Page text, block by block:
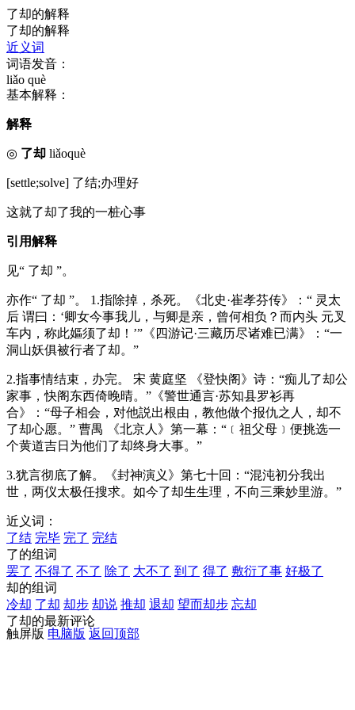
了却的解释
了却的解释
近义词
词语发音：
liǎo què
基本解释：
解释
◎ 了却 liǎoquè
[settle;solve] 了结;办理好
这就了却了我的一桩心事
引用解释
见“ 了却 ”。
亦作“ 了却 ”。 1.指除掉，杀死。《北史·崔孝芬传》：“ 灵太
后 谓曰：‘卿女今事我儿，与卿是亲，曾何相负？而内头 元叉
车内，称此嫗须了却！’”《四游记·三藏历尽诸难已满》：“一
洞山妖俱被行者了却。”
2.指事情结束，办完。 宋 黄庭坚 《登快阁》诗：“痴儿了却公
家事，快阁东西倚晚晴。”《警世通言·苏知县罗衫再
合》：“母子相会，对他説出根由，教他做个报仇之人，却不
了却心愿。” 曹禺 《北京人》第一幕：“﹝祖父母﹞便挑选一
个黄道吉日为他们了却终身大事。”
3.犹言彻底了解。《封神演义》第七十回：“混沌初分我出
世，两仪太极任搜求。如今了却生生理，不向三乘妙里游。”
近义词：
了结 完毕 完了 完结
了的组词
罢了 不得了 不了 除了 大不了 到了 得了 敷衍了事 好极了
却的组词
冷却 了却 却步 却说 推却 退却 望而却步 忘却
了却的最新评论
触屏版 电脑版 返回顶部